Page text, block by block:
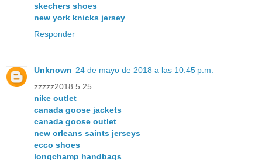
skechers shoes
new york knicks jersey
Responder
Unknown 24 de mayo de 2018 a las 10:45 p.m.
zzzzz2018.5.25
nike outlet
canada goose jackets
canada goose outlet
new orleans saints jerseys
ecco shoes
longchamp handbags